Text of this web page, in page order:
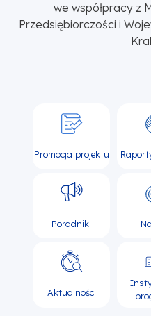
we współpracy z
Przedsiębiorczości i
Promocja projektu
Poradniki
Aktualności